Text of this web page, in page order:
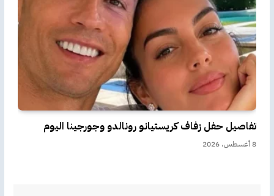
تفاصيل حفل زفاف كريستيانو رونالدو وجورجينا اليوم
8 أغسطس، 2026